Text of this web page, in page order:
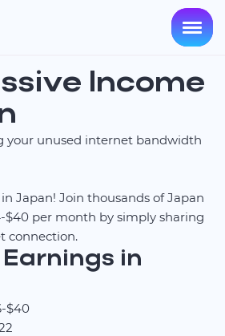
Income
your unused internet bandwidth
Japan! Join thousands of Japan
$40 per month by simply sharing
connection.
in
$40